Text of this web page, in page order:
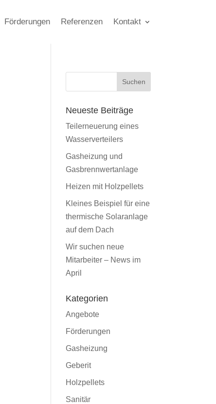
Förderungen Referenzen Kontakt
Neueste Beiträge
Teilerneuerung eines
Wasserverteilers
Gasheizung und
Gasbrennwertanlage
Heizen mit Holzpellets
Kleines Beispiel für eine
thermische Solaranlage
auf dem Dach
Wir suchen neue
Mitarbeiter – News im
April
Kategorien
Angebote
Förderungen
Gasheizung
Geberit
Holzpellets
Sanitär